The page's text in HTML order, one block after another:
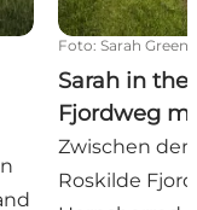
Foto: Sarah Green
Sarah in the
Fjordweg
Zwischen
Roskilde